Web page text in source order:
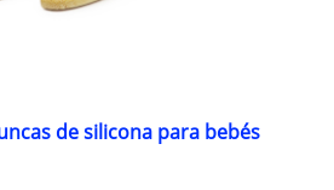
de silicona para bebés